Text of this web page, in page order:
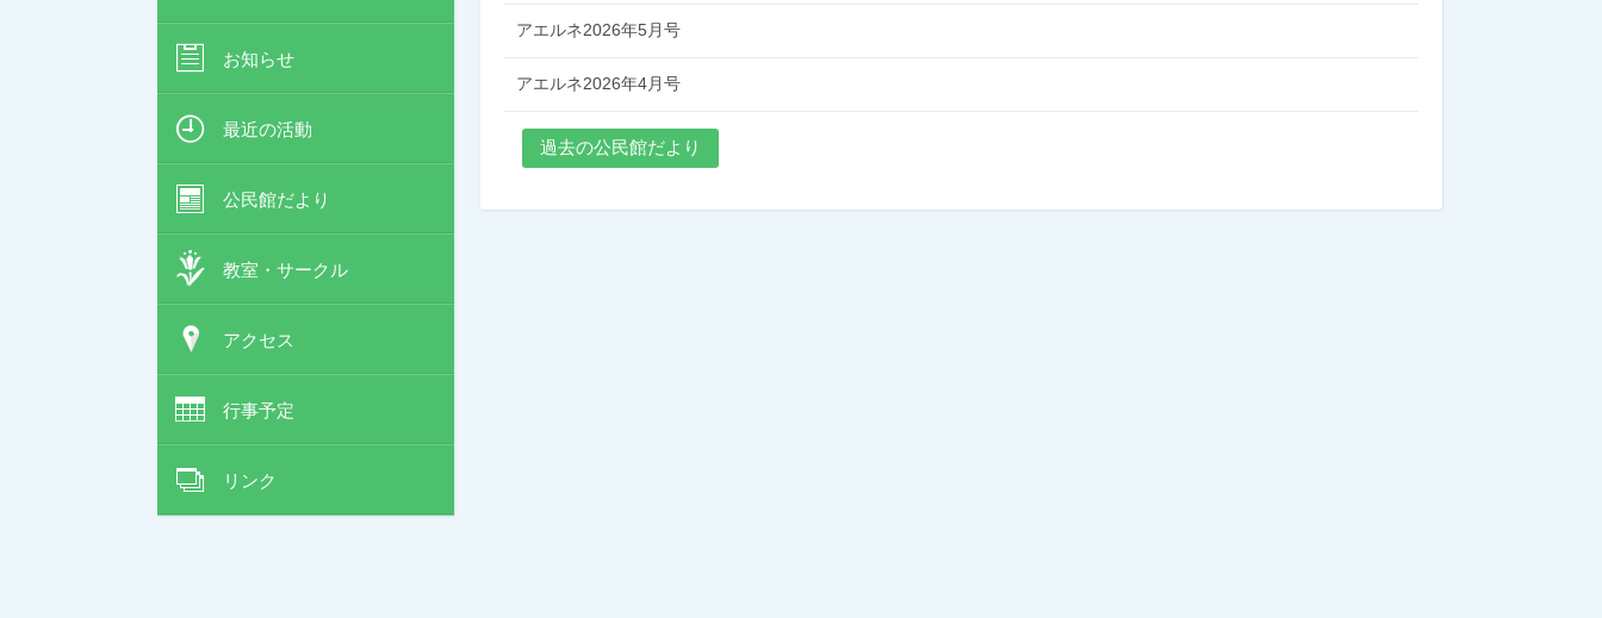
お知らせ
最近の活動
公民館だより
教室・サークル
アクセス
行事予定
リンク
アエルネ2026年5月号
アエルネ2026年4月号
過去の公民館だより